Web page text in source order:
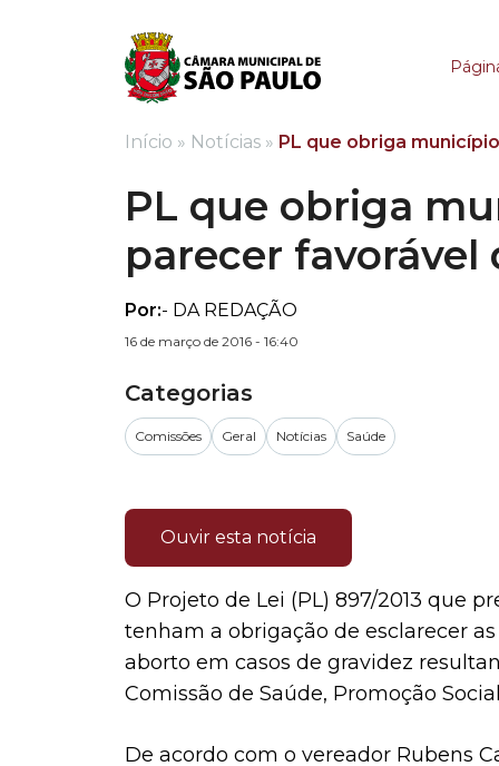
PL que obriga
Início » Notícias » PL que obriga
PL que obriga
parecer favorável
Por:- DA REDAÇÃO
16 de março de 2016 - 16:40
Categorias
Comissões Geral Notícias Saúde
Ouvir esta notícia
O Projeto de Lei (PL) 897/2013 que
tenham a obrigação de esclarecer
aborto em casos de gravidez
Comissão de Saúde, Promoção
De acordo com o vereador Rubens